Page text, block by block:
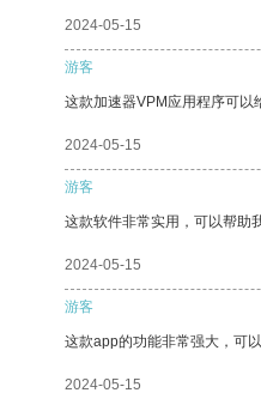
2024-05-15
游客
这款加速器VPM应用程序可以
2024-05-15
游客
这款软件非常实用，可以帮助
2024-05-15
游客
这款app的功能非常强大，可
2024-05-15